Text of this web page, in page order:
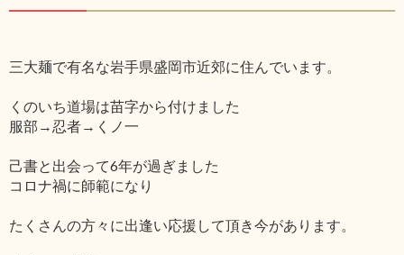
三大麺で有名な岩手県盛岡市近郊に住んでいます。
くのいち道場は苗字から付けました
服部→忍者→くノ一
己書と出会って6年が過ぎました
コロナ禍に師範になり
たくさんの方々に出逢い応援して頂き今があります。